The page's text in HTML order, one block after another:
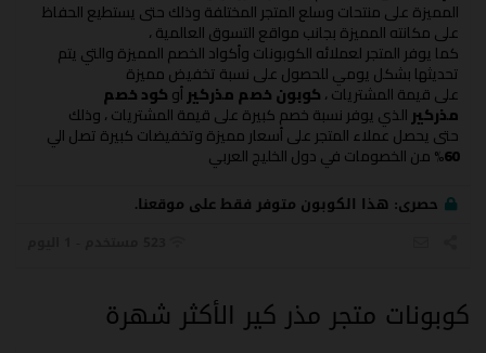
المميزة على منتحات وسلع المتجر المختلفة وذلك حتى يستطيع الحفاظ
على مكانته المميزة بجانب مواقع التسوق العالمية ،
كما يوفر المتجر لعملائه الكوبونات وأكواد الخصم المميزة والتي يتم
تحديثها بشكل يومي للحصول على نسبة تخفيض مميزة
على قيمة المشتريات ،كوبون خصم مذركيرأوكود خصم
مذركير الذي يوفر نسبة خصم كبيرة على قيمة المشتريات ، وذلك
حتى يحصل عملاء المتجر على أسعار مميزة وتخفيضات كبيرة تصل الي
60% من الخصومات في دول الخليج العربي
حصرى: هذا الكوبون متوفر فقط على موقعنا.
كوبونات متجر مذر كير الأكثر شهرة